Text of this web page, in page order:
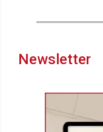
Newsletter